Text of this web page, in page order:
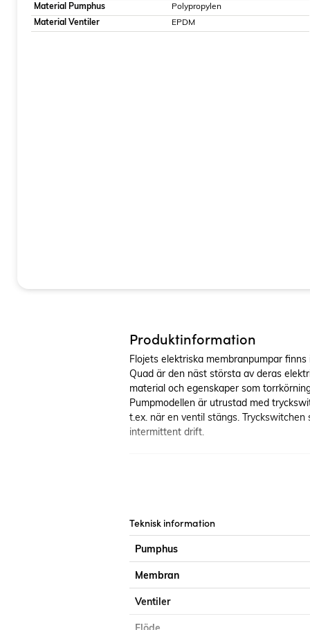
Material Pumphus
Polypropylen
Material Ventiler
EPDM
Produktinformation
Flojets elektriska membranpumpar
Quad är den näst största av deras
material och egenskaper som
Pumpmodellen är utrustad med
t.ex. när en ventil stängs.
intermittent drift.
Teknisk information
Pumphus
Membran
Ventiler